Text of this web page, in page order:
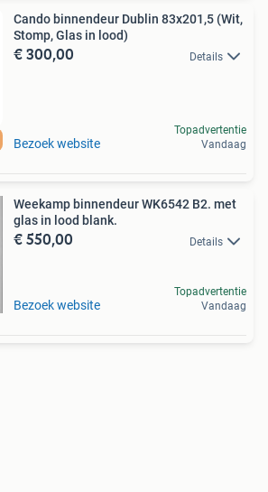
Cando binnendeur Dublin 83x201,5 (Wit,
Stomp, Glas in lood)
€ 300,00 Details
Bezoek website
Topadvertentie
Vandaag
Weekamp binnendeur WK6542 B2. met
glas in lood blank.
€ 550,00 Details
Bezoek website
Topadvertentie
Vandaag